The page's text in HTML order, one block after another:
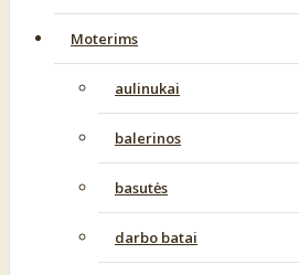
Moterims
aulinukai
balerinos
basutės
darbo batai